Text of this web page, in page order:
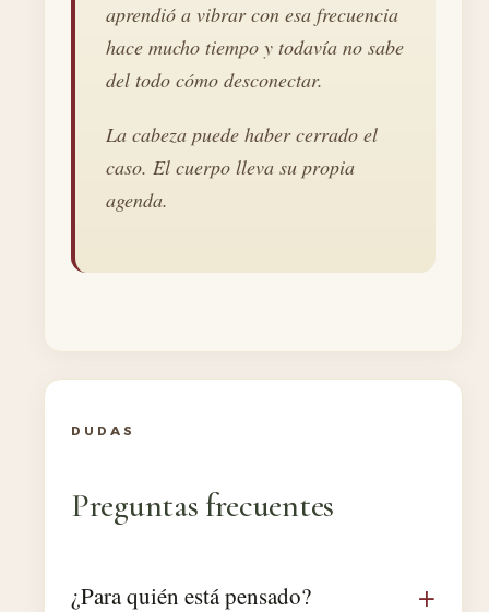
aprendió a vibrar con esa frecuencia
hace mucho tiempo y todavía no sabe
del todo cómo desconectar.
La cabeza puede haber cerrado el
caso. El cuerpo lleva su propia
agenda.
DUDAS
Preguntas frecuentes
¿Para quién está pensado?